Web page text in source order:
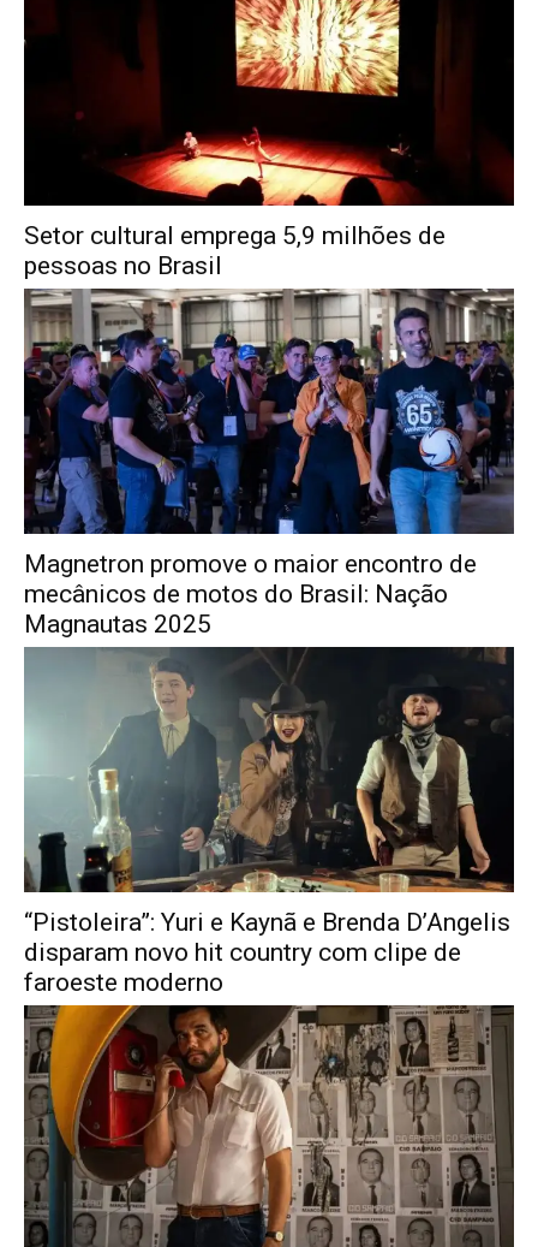
Setor cultural emprega 5,9 milhões de
pessoas no Brasil
Magnetron promove o maior encontro de
mecânicos de motos do Brasil: Nação
Magnautas 2025
“Pistoleira”: Yuri e Kaynã e Brenda D’Angelis
disparam novo hit country com clipe de
faroeste moderno